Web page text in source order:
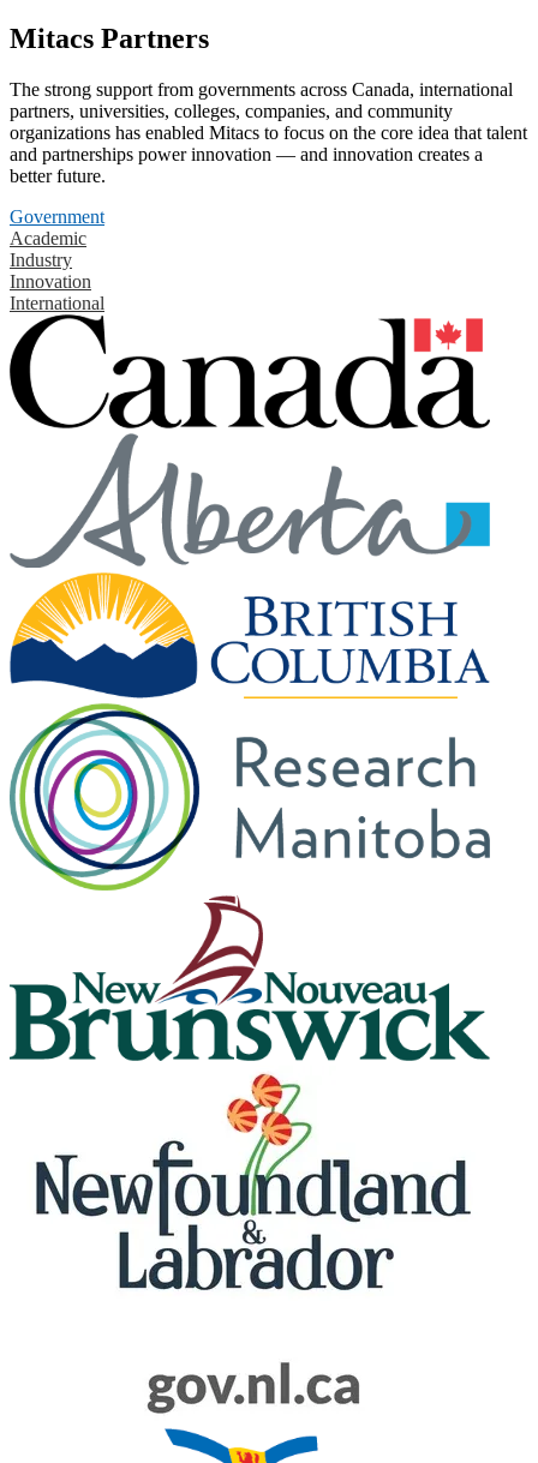
Mitacs Partners
The strong support from governments across Canada, international
partners, universities, colleges, companies, and community
organizations has enabled Mitacs to focus on the core idea that talent
and partnerships power innovation — and innovation creates a
better future.
Government
Academic
Industry
Innovation
International